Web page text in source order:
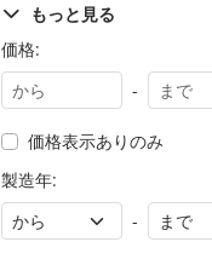
もっと見る
価格:
-
価格表示ありのみ
製造年:
-